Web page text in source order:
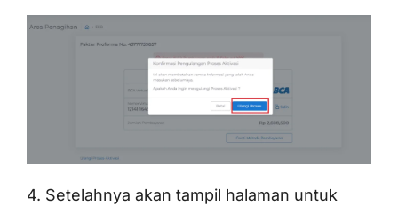
4. Setelahnya akan tampil halaman untuk